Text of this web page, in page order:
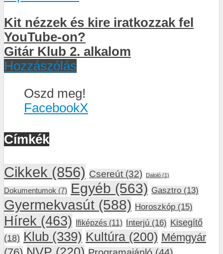
Kit nézzek és kire iratkozzak fel
YouTube-on?
Gitár Klub 2. alkalom
Hozzászólás
Oszd meg!
FacebookX
Címkék
Cikkek (856) Csereút (32) Daloló (1)
Dokumentumok (7) Egyéb (563) Gasztro (13)
Gyermekvasút (588) Horoszkóp (15)
Hírek (463) Ifiképzés (11) Interjú (16) Kisegítő
(18) Klub (339) Kultúra (200) Mémgyár